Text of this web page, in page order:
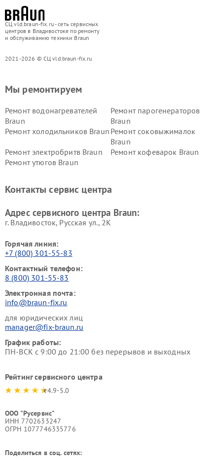
СЦ vld.braun-fix.ru - сеть сервисных
центров в Владивостоке по ремонту
и обслуживанию техники Braun
2021-2026 © СЦ vld.braun-fix.ru
Мы ремонтируем
Ремонт водонагревателей
Braun
Ремонт парогенераторов
Braun
Ремонт холодильников Braun Ремонт соковыжималок
Braun
Ремонт электробритв Braun
Ремонт кофеварок Braun
Ремонт утюгов Braun
Контакты сервис центра
Адрес сервисного центра Braun:
г. Владивосток, Русская ул., 2К
Горячая линия:
+7 (800) 301-55-83
Контактный телефон:
8 (800) 301-55-83
Электронная почта:
info@braun-fix.ru
для юридических лиц
manager@fix-braun.ru
График работы:
ПН-ВСК с 9:00 до 21:00 без перерывов и выходных
Рейтинг сервисного центра
4.9-5.0
ООО "Русервис"
ИНН 7702633247
ОГРН 1077746335776
Поделиться в соц. сетях: